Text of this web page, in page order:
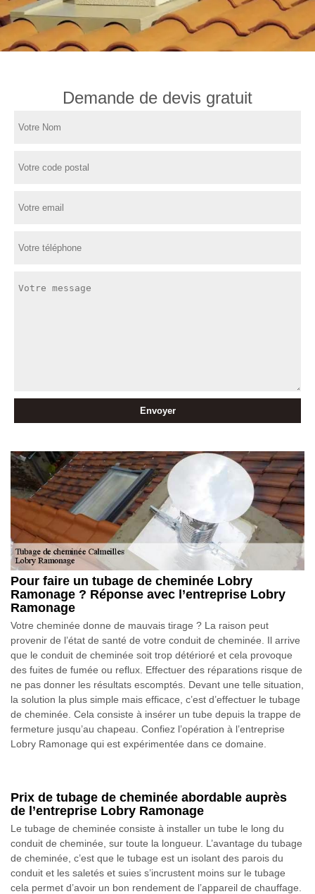
Demande de devis gratuit
Pour faire un tubage de cheminée Lobry
Ramonage ? Réponse avec l’entreprise Lobry
Ramonage
Votre cheminée donne de mauvais tirage ? La raison peut
provenir de l’état de santé de votre conduit de cheminée. Il arrive
que le conduit de cheminée soit trop détérioré et cela provoque
des fuites de fumée ou reflux. Effectuer des réparations risque de
ne pas donner les résultats escomptés. Devant une telle situation,
la solution la plus simple mais efficace, c’est d’effectuer le tubage
de cheminée. Cela consiste à insérer un tube depuis la trappe de
fermeture jusqu’au chapeau. Confiez l’opération à l’entreprise
Lobry Ramonage qui est expérimentée dans ce domaine.
Prix de tubage de cheminée abordable auprès
de l’entreprise Lobry Ramonage
Le tubage de cheminée consiste à installer un tube le long du
conduit de cheminée, sur toute la longueur. L’avantage du tubage
de cheminée, c’est que le tubage est un isolant des parois du
conduit et les saletés et suies s’incrustent moins sur le tubage
cela permet d’avoir un bon rendement de l’appareil de chauffage.